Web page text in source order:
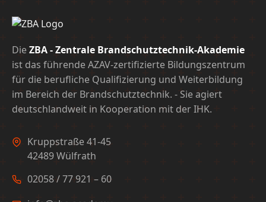
DieZBA - Zentrale Brandschutztechnik-Akademie
ist das führende AZAV-zertifizierte Bildungszentrum
für die berufliche Qualifizierung und Weiterbildung
im Bereich der Brandschutztechnik. - Sie agiert
deutschlandweit in Kooperation mit der IHK.
Kruppstraße 41-45
42489 Wülfrath
02058 / 77 921 – 60